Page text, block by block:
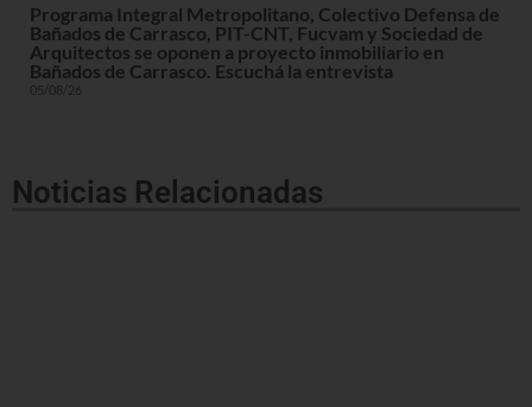
Programa Integral Metropolitano, Colectivo Defensa de
Bañados de Carrasco, PIT-CNT, Fucvam y Sociedad de
Arquitectos se oponen a proyecto inmobiliario en
Bañados de Carrasco. Escuchá la entrevista
05/08/26
Noticias Relacionadas